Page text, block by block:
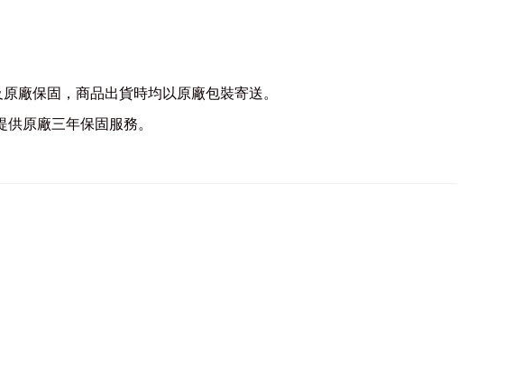
廠保固，商品出貨時均以原廠包裝寄送。
原廠三年保固服務。